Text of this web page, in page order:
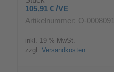
105,91 € /VE
Artikelnummer: O-0008091
inkl. 19 % MwSt.
zzgl. Versandkosten